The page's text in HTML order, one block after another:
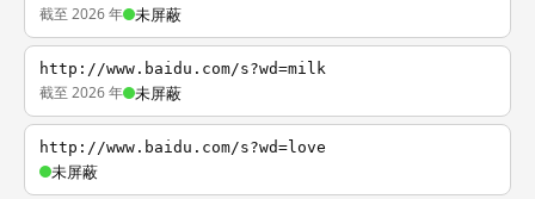
截至 2026 年 未屏蔽
http://www.baidu.com/s?wd=milk
截至 2026 年 未屏蔽
http://www.baidu.com/s?wd=love
未屏蔽